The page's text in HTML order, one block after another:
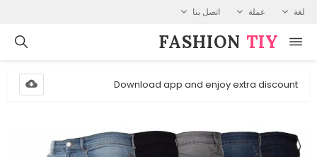
لغة عملة اتصل بنا
FASHION⁠ TIY
Download app and enjoy extra discount